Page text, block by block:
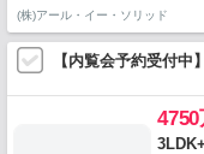
(株)アール・イー・ソリッド
【内覧会予約受付
4750